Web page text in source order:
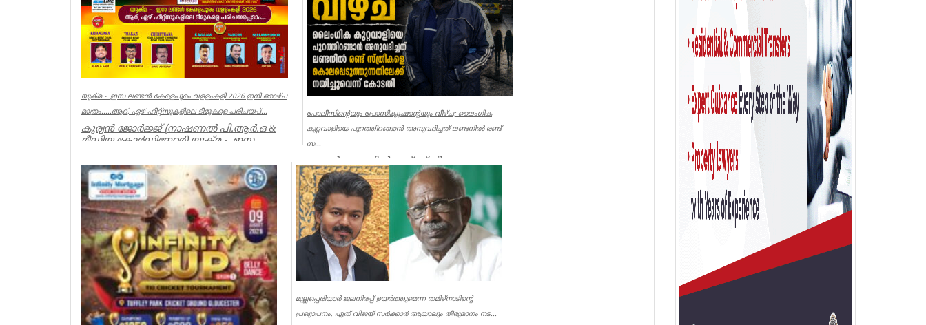
യുക്മ - ഇസ ലണ്ടൻ കേരളപൂരം വളളംകളി 2026 ഇനി ഒരാഴ്ച
മാത്രം.....ആറ്, ഏഴ് ഹീറ്റ്സുകളിലെ ടീമുകളെ പരിചയപ്...
കുര്യൻ ജോർജ്ജ് (നാഷണൽ പി.ആർ.ഒ &
മീഡിയ കോർഡിനേറ്റർ) യുക്മ - ഇസ
Associations
പോലീസിന്റെയും പ്രോസിക്യൂഷന്റെയും വീഴ്ച; ലൈംഗിക
കുറ്റവാളിയെ പുറത്തിറങ്ങാൻ അനുവദിച്ചത് ലണ്ടനിൽ രണ്ട്
സ...
ലണ്ടൻ: ലണ്ടനിൽ രണ്ട് സ്ത്രീകളെ
കൊലപ്പെടുത്തിയ സംഭവത്തിൽ
പോലീസിനും പ്രോസിക്യൂഷനും ഗുരുതര
വീഴ്ച്ച സംഭ...
UK NEWS
മുല്ലപ്പെരിയാർ ജലനിരപ്പ് ഉയർത്തുമെന്ന തമിഴ്നാടിന്റെ
പ്രഖ്യാപനം, ഏത് വിജയ് സർക്കാർ ആയാലും തീരുമാനം നട...